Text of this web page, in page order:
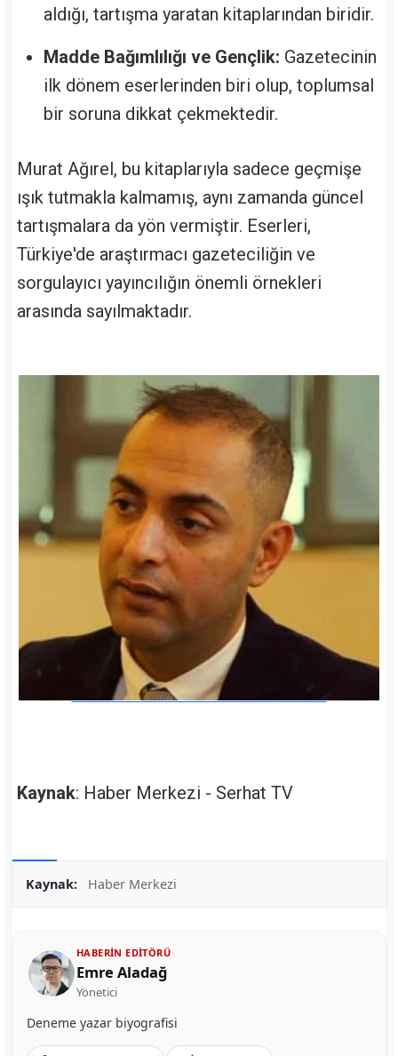
aldığı, tartışma yaratan kitaplarından biridir.
Madde Bağımlılığı ve Gençlik: Gazetecinin
ilk dönem eserlerinden biri olup, toplumsal
bir soruna dikkat çekmektedir.
Murat Ağırel, bu kitaplarıyla sadece geçmişe
ışık tutmakla kalmamış, aynı zamanda güncel
tartışmalara da yön vermiştir. Eserleri,
Türkiye'de araştırmacı gazeteciliğin ve
sorgulayıcı yayıncılığın önemli örnekleri
arasında sayılmaktadır.
Kaynak: Haber Merkezi - Serhat TV
Kaynak: Haber Merkezi
HABERIN EDITÖRÜ
Emre Aladağ
Yönetici
Deneme yazar biyografisi